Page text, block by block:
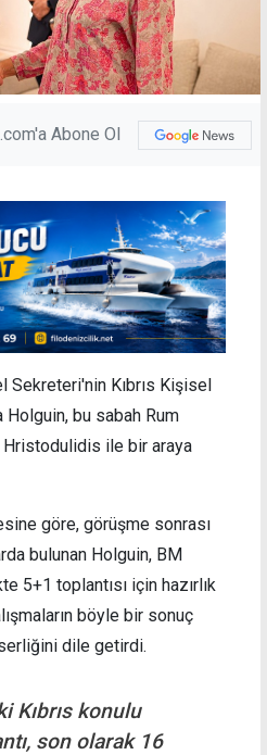
Abone Ol
Sekreteri'nin Kıbrıs Kişisel
bu sabah Rum
Hristodulidis ile bir araya
göre, görüşme sonrası
bulunan Holguin, BM
5+1 toplantısı için hazırlık
böyle bir sonuç
dile getirdi.
Kıbrıs konulu
son olarak 16